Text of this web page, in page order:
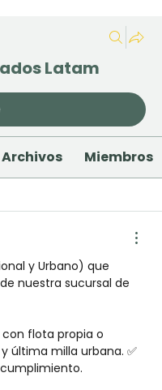
Latam
Archivos Miembros
y Urbano) que
nuestra sucursal de
con flota propia o
última milla urbana. ✅